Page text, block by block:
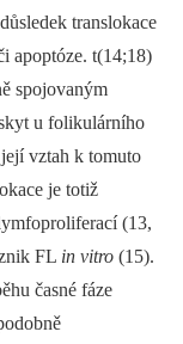
translokace
apoptóze. t(14;18)
spojovaným
u folikulárního
vztah k tomuto
je totiž
(13,
FL in vitro (15).
časné fáze